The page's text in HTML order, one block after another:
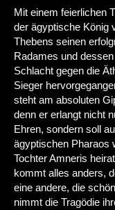
Mit einem feierlichen
der ägyptische König
Thebens seinen
Radames und
Schlacht gegen die
Sieger
steht am absoluten
denn er erlangt nicht
Ehren, sondern soll
ägyptischen Pharaos
Tochter Amneris
kommt alles anders,
eine andere, die
nimmt die Tragödie